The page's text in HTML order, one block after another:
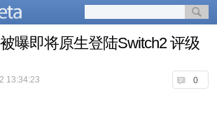
被曝即将原生登陆Switch2 评级
0
13:34:23